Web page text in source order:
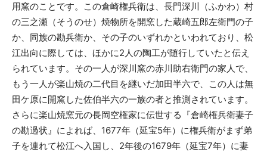
用窯のことです。この倉崎権兵衛は、長門深川（ふかわ）村
の三之瀬（そうのせ）焼物所を開窯した蔵崎五郎左衛門の子
か、同族の勘兵衛か、その子のいずれかといわれており、松
江出向に際しては、ほかに2人の陶工が随行していたと伝え
られています。その一人が深川窯の赤川助右衛門の家人で、
もう一人が楽山焼の二代目を継いだ加田半六で、この人は無
田ケ原に開窯した佐伯半六の一族の者と推測されています。
さらに楽山焼窯元の長岡空権家に伝世する『倉崎権兵衛妻子
の勘過状』によれば、1677年（延宝5年）に権兵衛がまず弟
子を連れて松江へ入国し、2年後の1679年（延宝7年）に妻